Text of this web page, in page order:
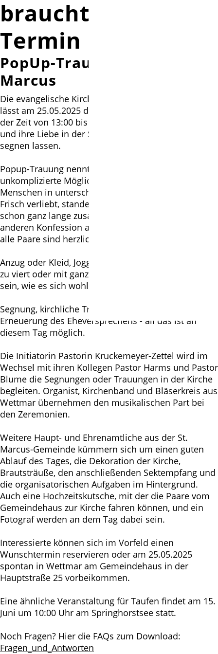
braucht (k)einen
Termin
PopUp-Trauungen in St.
Marcus
Die evangelische Kirche in der Region Burgwedel
lässt am 25.05.2025 die Hochzeitsglocken läuten. In
der Zeit von 13:00 bis 19:00 Uhr können Paare sich
und ihre Liebe in der St. Marcus Kirche in Wettmar
segnen lassen.
Popup-Trauung nennt sich diese spontane,
unkomplizierte Möglichkeit der Trauung, für
Menschen in unterschiedlichen Lebenssituationen:
Frisch verliebt, standesamtliche verheiratet oder
schon ganz lange zusammen, evangelisch, einer
anderen Konfession angehörend oder gar keiner -
alle Paare sind herzlich willkommen.
Anzug oder Kleid, Jogginghose oder Jeans, zu zweit,
zu viert oder mit ganz vielen - jedes Paar kann dabei
sein, wie es sich wohlfühlt.
Segnung, kirchliche Trauung, Traujubiläum oder
Erneuerung des Eheversprechens - all das ist an
diesem Tag möglich.
Die Initiatorin Pastorin Kruckemeyer-Zettel wird im
Wechsel mit ihren Kollegen Pastor Harms und Pastor
Blume die Segnungen oder Trauungen in der Kirche
begleiten. Organist, Kirchenband und Bläserkreis aus
Wettmar übernehmen den musikalischen Part bei
den Zeremonien.
Weitere Haupt- und Ehrenamtliche aus der St.
Marcus-Gemeinde kümmern sich um einen guten
Ablauf des Tages, die Dekoration der Kirche,
Brautsträuße, den anschließenden Sektempfang und
die organisatorischen Aufgaben im Hintergrund.
Auch eine Hochzeitskutsche, mit der die Paare vom
Gemeindehaus zur Kirche fahren können, und ein
Fotograf werden an dem Tag dabei sein.
Interessierte können sich im Vorfeld einen
Wunschtermin reservieren oder am 25.05.2025
spontan in Wettmar am Gemeindehaus in der
Hauptstraße 25 vorbeikommen.
Eine ähnliche Veranstaltung für Taufen findet am 15.
Juni um 10:00 Uhr am Springhorstsee statt.
Noch Fragen? Hier die FAQs zum Download:
Fragen_und_Antworten